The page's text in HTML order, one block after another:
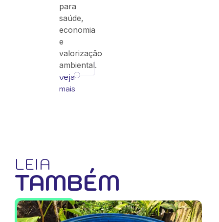
para
saúde,
economia
e
valorização
ambiental.
veja
mais
LEIA
TAMBÉM